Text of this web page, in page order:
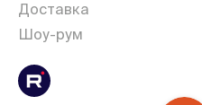
Доставка
Шоу-рум